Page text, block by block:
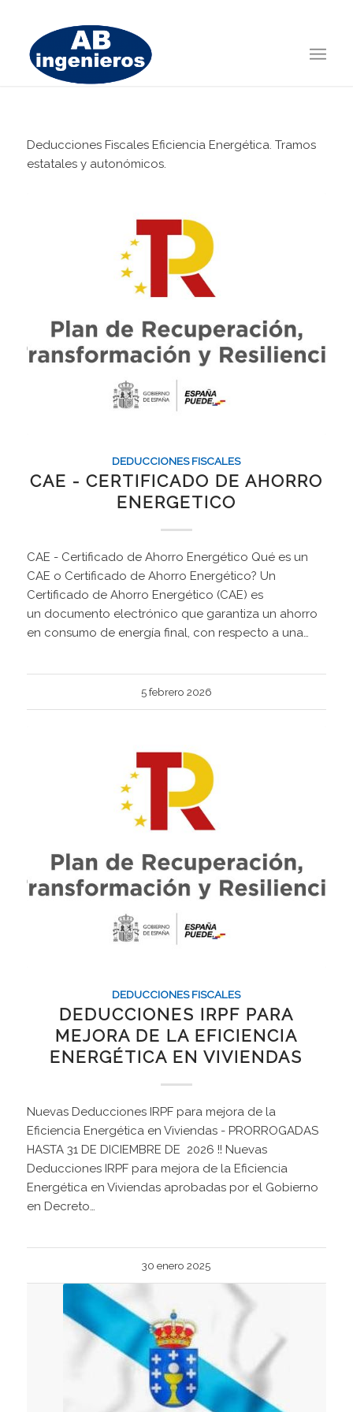
Deducciones Fiscales Eficiencia Energética. Tramos
estatales y autonómicos.
DEDUCCIONES FISCALES
CAE - CERTIFICADO DE AHORRO
ENERGETICO
CAE - Certificado de Ahorro Energético Qué es un
CAE o Certificado de Ahorro Energético? Un
Certificado de Ahorro Energético (CAE) es
un documento electrónico que garantiza un ahorro
en consumo de energía final, con respecto a una…
5 febrero 2026
DEDUCCIONES FISCALES
DEDUCCIONES IRPF PARA
MEJORA DE LA EFICIENCIA
ENERGÉTICA EN VIVIENDAS
Nuevas Deducciones IRPF para mejora de la
Eficiencia Energética en Viviendas - PRORROGADAS
HASTA 31 DE DICIEMBRE DE 2026 !! Nuevas
Deducciones IRPF para mejora de la Eficiencia
Energética en Viviendas aprobadas por el Gobierno
en Decreto…
30 enero 2025